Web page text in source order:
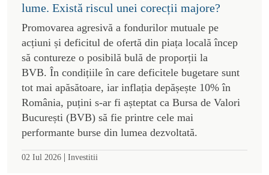
lume. Există riscul unei corecții majore?
Promovarea agresivă a fondurilor mutuale pe
acțiuni și deficitul de ofertă din piața locală încep
să contureze o posibilă bulă de proporții la
BVB. În condițiile în care deficitele bugetare sunt
tot mai apăsătoare, iar inflația depășește 10% în
România, puțini s-ar fi așteptat ca Bursa de Valori
București (BVB) să fie printre cele mai
performante burse din lumea dezvoltată.
02 Iul 2026 | Investitii